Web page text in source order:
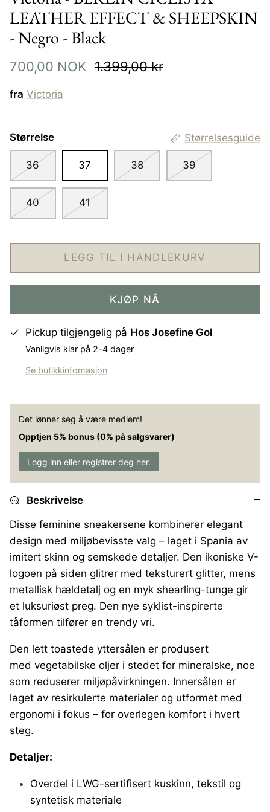
Bd - Olive
Matinique - Matrostol Bd - Dark
LEATHER EFFECT & SHEEPSKIN
- Negro - Black
700,00 NOK 1.399,00 kr
fra Victoria
Størrelse Størrelsesguide
36 37 38 39
40 41
LEGG TIL I HANDLEKURV
KJØP NÅ
Pickup tilgjengelig på Hos Josefine Gol
Vanligvis klar på 2-4 dager
Se butikkinfomasjon
Det lønner seg å være medlem!
Opptjen 5% bonus (0% på salgsvarer)
Logg inn eller registrer deg her.
Beskrivelse
Disse feminine sneakersene kombinerer elegant
design med miljøbevisste valg – laget i Spania av
imitert skinn og semskede detaljer. Den ikoniske V-
logoen på siden glitrer med teksturert glitter, mens
metallisk hældetalj og en myk shearling-tunge gir
et luksuriøst preg. Den nye syklist-inspirerte
tåformen tilfører en trendy vri.
Den lett toastede yttersålen er produsert
med vegetabilske oljer i stedet for mineralske, noe
som reduserer miljøpåvirkningen. Innersålen er
laget av resirkulerte materialer og utformet med
ergonomi i fokus – for overlegen komfort i hvert
steg.
Detaljer:
Overdel i LWG-sertifisert kuskinn, tekstil og
syntetisk materiale